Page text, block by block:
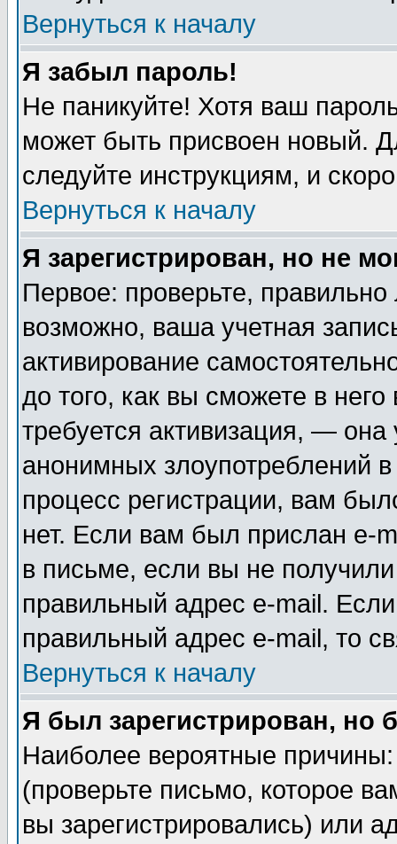
Вернуться к началу
Я забыл пароль!
Не паникуйте! Хотя ваш
может быть присвоен новый.
следуйте инструкциям, и
Вернуться к началу
Я зарегистрирован, но не
Первое: проверьте,
возможно, ваша учетная
активирование
до того, как вы сможете в
требуется активизация, —
анонимных злоупотреблений
процесс регистрации, вам
нет. Если вам был прислан e-
в письме, если вы не
правильный адрес e-mail.
правильный адрес e-mail, то
Вернуться к началу
Я был зарегистрирован, но
Наиболее вероятные
(проверьте письмо, которое
вы зарегистрировались) или